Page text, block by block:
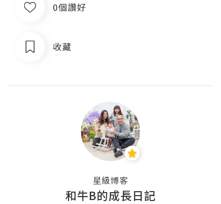
0個讚好
收藏
星級博客
和牛B的成長日記